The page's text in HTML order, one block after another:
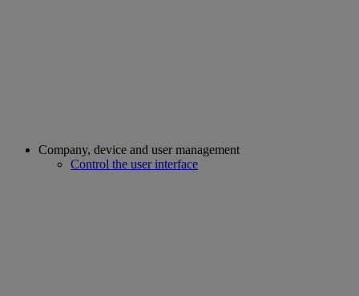
Company, device and user management
Control the user interface